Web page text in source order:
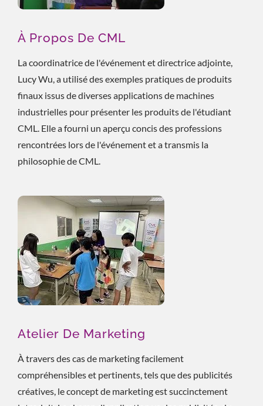
À Propos De CML
La coordinatrice de l'événement et directrice adjointe,
Lucy Wu, a utilisé des exemples pratiques de produits
finaux issus de diverses applications de machines
industrielles pour présenter les produits de l'étudiant
CML. Elle a fourni un aperçu concis des professions
rencontrées lors de l'événement et a transmis la
philosophie de CML.
Atelier De Marketing
À travers des cas de marketing facilement
compréhensibles et pertinents, tels que des publicités
créatives, le concept de marketing est succinctement